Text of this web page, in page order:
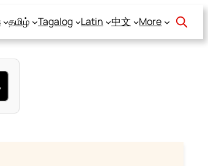
தமிழ் Tagalog Latin 中文 More